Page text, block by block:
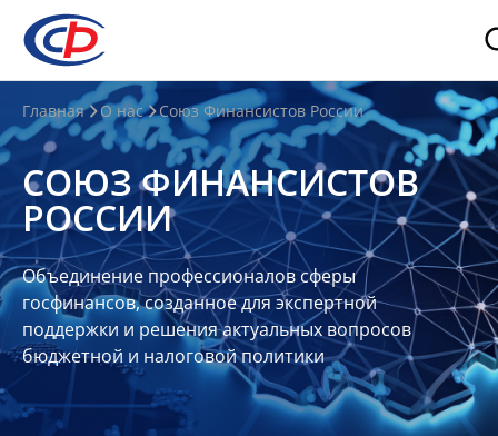
О
нас
О
СФР
Совет
Союза
Участники
Планы
отчеты
Главная О нас Союз Финансистов России
СОЮЗ ФИНАНСИСТОВ
РОССИИ
Объединение профессионалов сферы
госфинансов, созданное для экспертной
поддержки и решения актуальных вопросов
бюджетной и налоговой политики